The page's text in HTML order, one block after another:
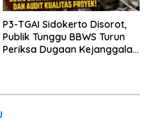
P3-TGAI Sidokerto Disorot,
Publik Tunggu BBWS Turun
Periksa Dugaan Kejanggalan